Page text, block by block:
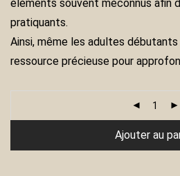
éléments souvent méconnus afin
pratiquants.
Ainsi, même les adultes
ressource précieuse pour
Ajouter au